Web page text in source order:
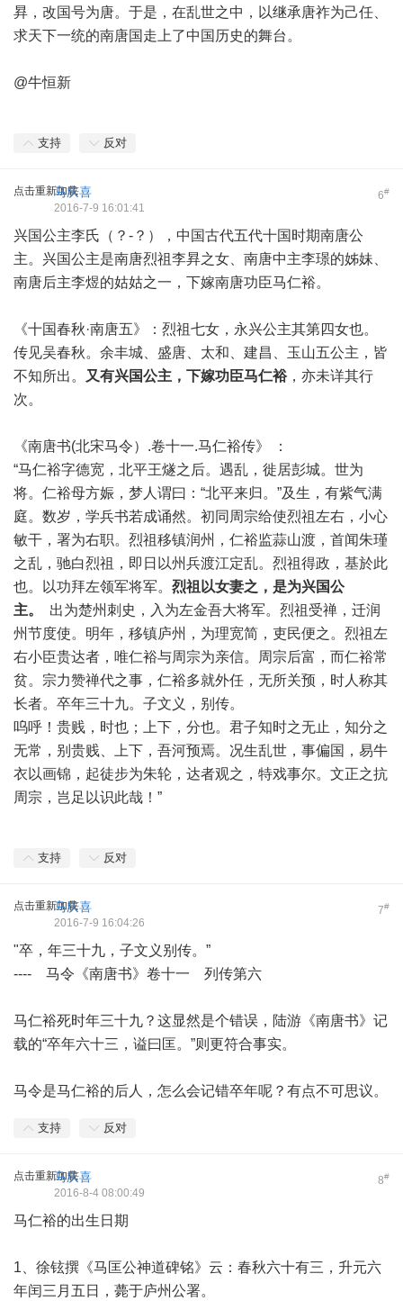
昪，改国号为唐。于是，在乱世之中，以继承唐祚为己任、
求天下一统的南唐国走上了中国历史的舞台。
@牛恒新
支持 反对
点击重新加载 6#
马庆喜
2016-7-9 16:01:41
兴国公主李氏（？-？），中国古代五代十国时期南唐公
主。兴国公主是南唐烈祖李昪之女、南唐中主李璟的姊妹、
南唐后主李煜的姑姑之一，下嫁南唐功臣马仁裕。
《十国春秋·南唐五》：烈祖七女，永兴公主其第四女也。
传见吴春秋。余丰城、盛唐、太和、建昌、玉山五公主，皆
不知所出。
又有兴国公主，下嫁功臣马仁裕，亦未详其行
次。
《南唐书(北宋马令）.卷十一.马仁裕传》 ：
“马仁裕字德宽，北平王燧之后。遇乱，徙居彭城。世为
将。仁裕母方娠，梦人谓曰：“北平来归。”及生，有紫气满
庭。数岁，学兵书若成诵然。初同周宗给使烈祖左右，小心
敏干，署为右职。烈祖移镇润州，仁裕监蒜山渡，首闻朱瑾
之乱，驰白烈祖，即日以州兵渡江定乱。烈祖得政，基於此
也。以功拜左领军将军。 烈祖以女妻之，是为兴国公
主。
出为楚州刺史，入为左金吾大将军。烈祖受禅，迁润
州节度使。明年，移镇庐州，为理宽简，吏民便之。烈祖左
右小臣贵达者，唯仁裕与周宗为亲信。周宗后富，而仁裕常
贫。宗力赞禅代之事，仁裕多就外任，无所关预，时人称其
长者。卒年三十九。子文义，别传。
呜呼！贵贱，时也；上下，分也。君子知时之无止，知分之
无常，别贵贱、上下，吾河预焉。况生乱世，事偏国，易牛
衣以画锦，起徒步为朱轮，达者观之，特戏事尔。文正之抗
周宗，岂足以识此哉！”
支持 反对
点击重新加载 7#
马庆喜
2016-7-9 16:04:26
"卒，年三十九，子文义别传。”
---- 马令《南唐书》卷十一 列传第六
马仁裕死时年三十九？这显然是个错误，陆游《南唐书》记
载的“卒年六十三，谥曰匡。”则更符合事实。
马令是马仁裕的后人，怎么会记错卒年呢？有点不可思议。
支持 反对
点击重新加载 8#
马庆喜
2016-8-4 08:00:49
马仁裕的出生日期
1、徐铉撰《马匡公神道碑铭》云：春秋六十有三，升元六
年闰三月五日，薨于庐州公署。